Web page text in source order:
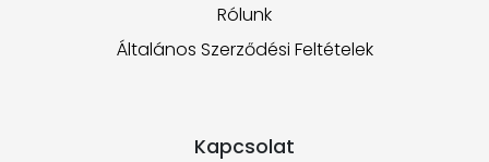
Rólunk
Általános Szerződési Feltételek
Kapcsolat